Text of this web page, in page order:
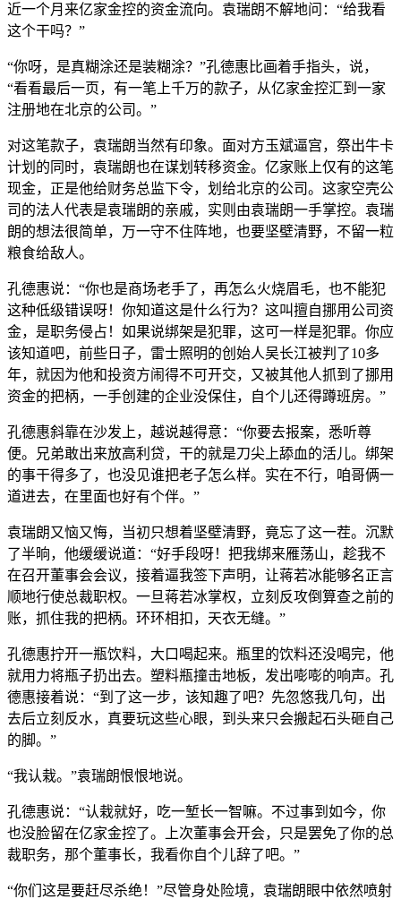
近一个月来亿家金控的资金流向。袁瑞朗不解地问：“给我看
这个干吗？”
“你呀，是真糊涂还是装糊涂？”孔德惠比画着手指头，说，
“看看最后一页，有一笔上千万的款子，从亿家金控汇到一家
注册地在北京的公司。”
对这笔款子，袁瑞朗当然有印象。面对方玉斌逼宫，祭出牛卡
计划的同时，袁瑞朗也在谋划转移资金。亿家账上仅有的这笔
现金，正是他给财务总监下令，划给北京的公司。这家空壳公
司的法人代表是袁瑞朗的亲戚，实则由袁瑞朗一手掌控。袁瑞
朗的想法很简单，万一守不住阵地，也要坚壁清野，不留一粒
粮食给敌人。
孔德惠说：“你也是商场老手了，再怎么火烧眉毛，也不能犯
这种低级错误呀！你知道这是什么行为？这叫擅自挪用公司资
金，是职务侵占！如果说绑架是犯罪，这可一样是犯罪。你应
该知道吧，前些日子，雷士照明的创始人吴长江被判了10多
年，就因为他和投资方闹得不可开交，又被其他人抓到了挪用
资金的把柄，一手创建的企业没保住，自个儿还得蹲班房。”
孔德惠斜靠在沙发上，越说越得意：“你要去报案，悉听尊
便。兄弟敢出来放高利贷，干的就是刀尖上舔血的活儿。绑架
的事干得多了，也没见谁把老子怎么样。实在不行，咱哥俩一
道进去，在里面也好有个伴。”
袁瑞朗又恼又悔，当初只想着坚壁清野，竟忘了这一茬。沉默
了半晌，他缓缓说道：“好手段呀！把我绑来雁荡山，趁我不
在召开董事会会议，接着逼我签下声明，让蒋若冰能够名正言
顺地行使总裁职权。一旦蒋若冰掌权，立刻反攻倒算查之前的
账，抓住我的把柄。环环相扣，天衣无缝。”
孔德惠拧开一瓶饮料，大口喝起来。瓶里的饮料还没喝完，他
就用力将瓶子扔出去。塑料瓶撞击地板，发出嘭嘭的响声。孔
德惠接着说：“到了这一步，该知趣了吧？先忽悠我几句，出
去后立刻反水，真要玩这些心眼，到头来只会搬起石头砸自己
的脚。”
“我认栽。”袁瑞朗恨恨地说。
孔德惠说：“认栽就好，吃一堑长一智嘛。不过事到如今，你
也没脸留在亿家金控了。上次董事会开会，只是罢免了你的总
裁职务，那个董事长，我看你自个儿辞了吧。”
“你们这是要赶尽杀绝！”尽管身处险境，袁瑞朗眼中依然喷射